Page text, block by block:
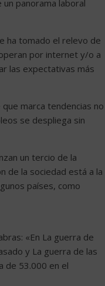
panorama laboral
ha tomado el relevo de
por internet y/o a
las expectativas más
marca tendencias no
se despliega sin
un tercio de la
de la sociedad está a la
países, como
«En La guerra de
y La guerra de las
de 53.000 en el